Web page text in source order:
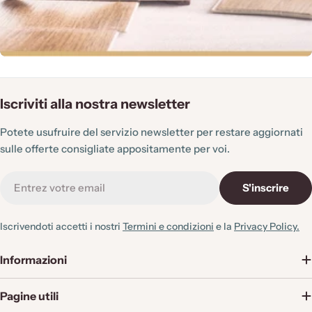
Iscriviti alla nostra newsletter
Potete usufruire del servizio newsletter per restare aggiornati
sulle offerte consigliate appositamente per voi.
mail
S'inscrire
Iscrivendoti accetti i nostri Termini e condizioni e la Privacy Policy.
Informazioni
Pagine utili